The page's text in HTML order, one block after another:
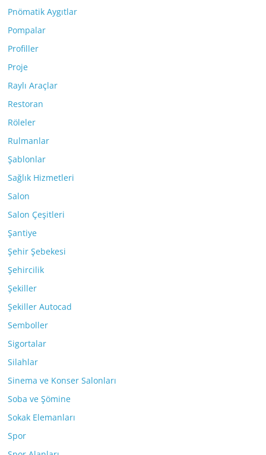
Pnömatik Aygıtlar
Pompalar
Profiller
Proje
Raylı Araçlar
Restoran
Röleler
Rulmanlar
Şablonlar
Sağlık Hizmetleri
Salon
Salon Çeşitleri
Şantiye
Şehir Şebekesi
Şehircilik
Şekiller
Şekiller Autocad
Semboller
Sigortalar
Silahlar
Sinema ve Konser Salonları
Soba ve Şömine
Sokak Elemanları
Spor